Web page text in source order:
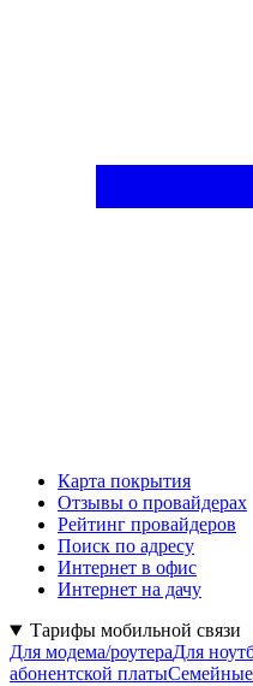
Карта покрытия
Отзывы о провайдерах
Рейтинг провайдеров
Поиск по адресу
Интернет в офис
Интернет на дачу
Тарифы мобильной связи
Для модема/роутераДля
абонентской платыСемейные